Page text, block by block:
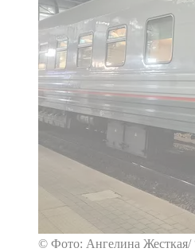
© Фото: Ангелина Жесткая/